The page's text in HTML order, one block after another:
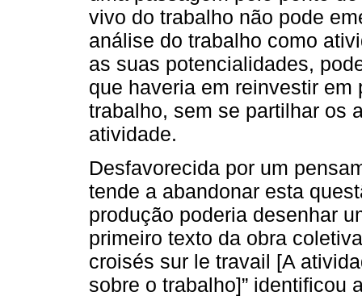
vivo do trabalho não pode
análise do trabalho como
as suas potencialidades,
que haveria em reinvestir
trabalho, sem se partilhar os
atividade.
Desfavorecida por um
tende a abandonar esta
produção poderia desenhar
primeiro texto da obra
croisés sur le travail [A
sobre o trabalho]” identificou